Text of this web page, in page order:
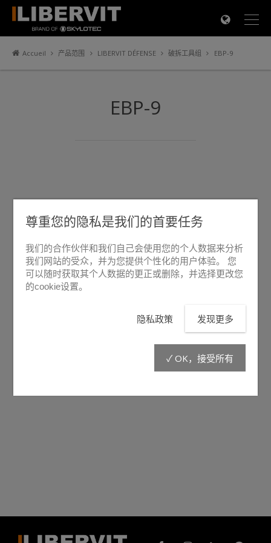
Accueil 产品范围 LIBERVIT DÉFENSE 破拆工具组 EBP-9
EBP-9
尊重您的隐私是我们的首要任务
我们的合作伙伴和我们自己会使用您的个人数据来分析
我们网站的受众，并为您提供个性化的用户体验。 您
可以随时获取其个人数据的更正或删除，并选择更改您
的cookie设置。
隐私政策 发现更多
✓ OK，接受所有